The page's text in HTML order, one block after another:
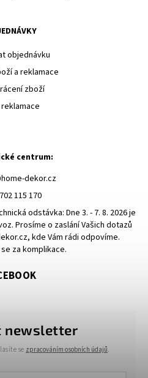
objednávku
a reklamace
zboží
newsletter
se zpracováním osobních údajů.
centrum:
home-dekor.cz
115 170
odstávka: Dne 3. - 7. 8. 2026 je
Prosíme o zaslání Vašich dotazů
kde Vám rádi odpovíme.
za komplikace.